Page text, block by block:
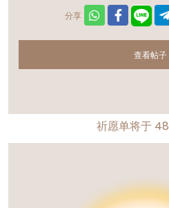
分享
查看帖子
祈愿单将于 48